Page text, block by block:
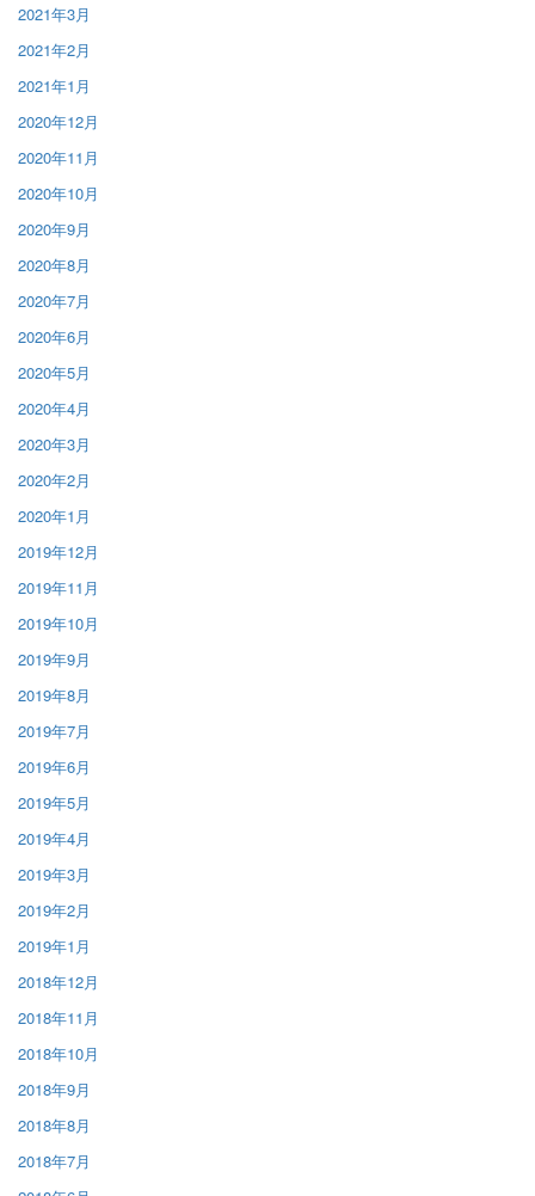
2021年3月
2021年2月
2021年1月
2020年12月
2020年11月
2020年10月
2020年9月
2020年8月
2020年7月
2020年6月
2020年5月
2020年4月
2020年3月
2020年2月
2020年1月
2019年12月
2019年11月
2019年10月
2019年9月
2019年8月
2019年7月
2019年6月
2019年5月
2019年4月
2019年3月
2019年2月
2019年1月
2018年12月
2018年11月
2018年10月
2018年9月
2018年8月
2018年7月